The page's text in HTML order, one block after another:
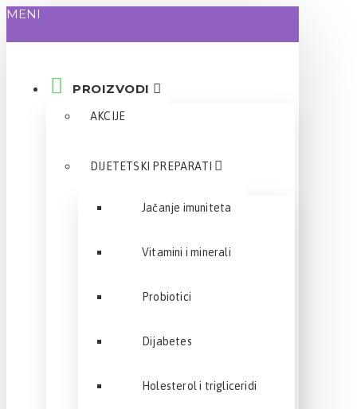
MENI
PROIZVODI
AKCIJE
DIJETETSKI PREPARATI
Jačanje imuniteta
Vitamini i minerali
Probiotici
Dijabetes
Holesterol i trigliceridi